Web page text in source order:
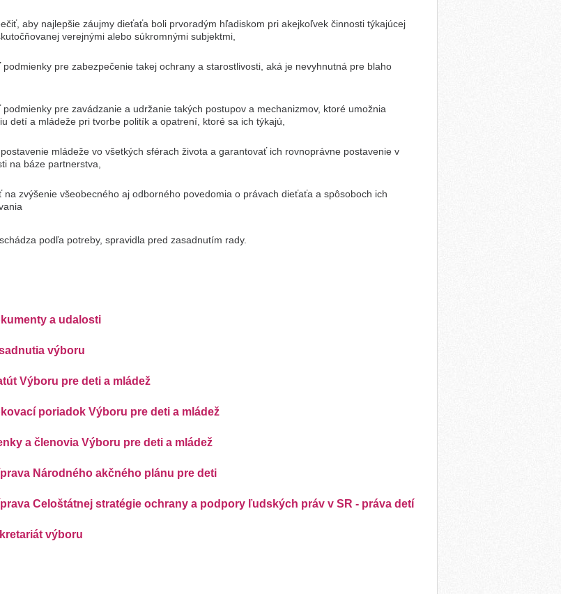
aby najlepšie záujmy dieťaťa boli prvoradým hľadiskom pri akejkoľvek činnosti týkajúcej
verejnými alebo súkromnými subjektmi,
pre zabezpečenie takej ochrany a starostlivosti, aká je nevyhnutná pre blaho
pre zavádzanie a udržanie takých postupov a mechanizmov, ktoré umožnia
detí a mládeže pri tvorbe politík a opatrení, ktoré sa ich týkajú,
mládeže vo všetkých sférach života a garantovať ich rovnoprávne postavenie v
na báze partnerstva,
na zvýšenie všeobecného aj odborného povedomia o právach dieťaťa a spôsoboch ich
podľa potreby, spravidla pred zasadnutím rady.
a udalosti
výboru
Výboru pre deti a mládež
poriadok Výboru pre deti a mládež
a členovia Výboru pre deti a mládež
Národného akčného plánu pre deti
Celoštátnej stratégie ochrany a podpory ľudských práv v SR - práva detí
výboru